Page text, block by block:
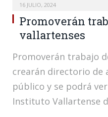
16 JULIO, 2024
Promoverán
vallartenses
Promoverán trabajo
crearán directorio de
público y se podrá
Instituto Vallartense